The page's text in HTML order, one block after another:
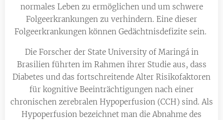
normales Leben zu ermöglichen und um schwere
Folgeerkrankungen zu verhindern. Eine dieser
Folgeerkrankungen können Gedächtnisdefizite sein.
Die Forscher der State University of Maringá in
Brasilien führten im Rahmen ihrer Studie aus, dass
Diabetes und das fortschreitende Alter Risikofaktoren
für kognitive Beeinträchtigungen nach einer
chronischen zerebralen Hypoperfusion (CCH) sind. Als
Hypoperfusion bezeichnet man die Abnahme des